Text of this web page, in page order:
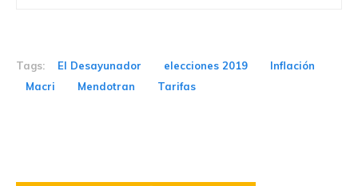
Tags: El Desayunador elecciones 2019
Inflación
Macri
Mendotran Tarifas